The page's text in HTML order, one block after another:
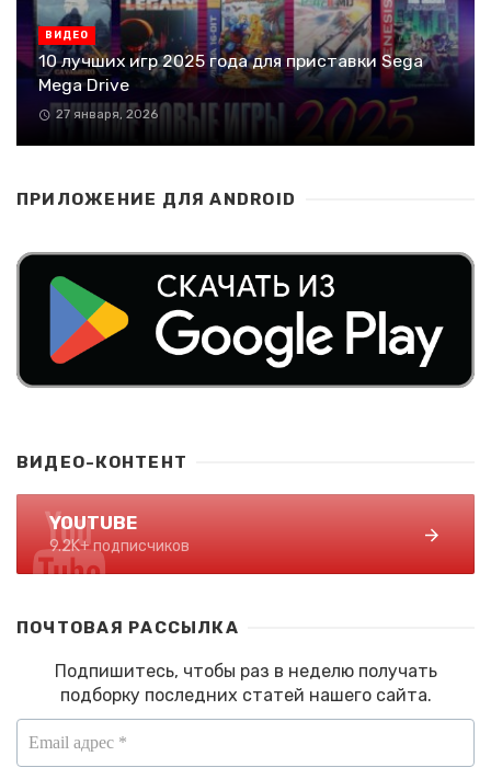
ВИДЕО
10 лучших игр 2025 года для приставки Sega
Mega Drive
27 января, 2026
ПРИЛОЖЕНИЕ ДЛЯ ANDROID
ВИДЕО-КОНТЕНТ
YOUTUBE
9.2K+ подписчиков
ПОЧТОВАЯ РАССЫЛКА
Подпишитесь, чтобы раз в неделю получать
подборку последних статей нашего сайта.